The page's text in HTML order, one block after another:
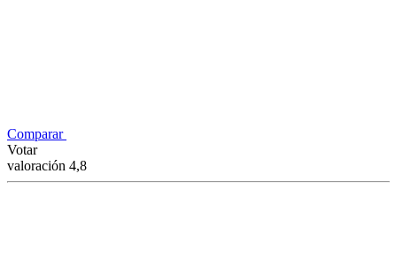
Comparar
Votar
valoración 4,8